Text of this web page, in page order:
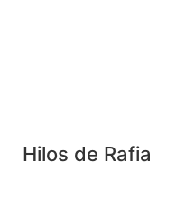
Hilos de Rafia